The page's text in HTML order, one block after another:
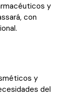
y
con
y
del